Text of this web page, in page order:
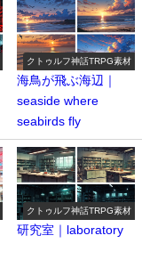
クトゥルフ神話TRPG素材
海鳥が飛ぶ海辺｜
seaside where
seabirds fly
クトゥルフ神話TRPG素材
研究室｜laboratory